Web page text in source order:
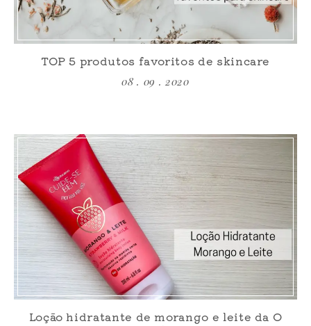
TOP 5 produtos favoritos de skincare
08 . 09 . 2020
Loção hidratante de morango e leite da O